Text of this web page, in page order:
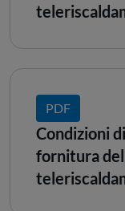
PDF
Condizioni
fornitura